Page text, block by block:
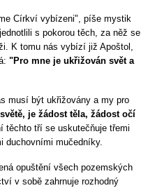
Církví vybízeni", píše mystik
s pokorou těch, za něž se
K tomu nás vybízí již Apoštol,
"Pro mne je ukřižován svět a
musí být ukřižovány a my pro
je žádost těla, žádost očí
těchto tří se uskutečňuje třemi
duchovními mučedníky.
opuštění všech pozemských
v sobě zahrnuje rozhodný